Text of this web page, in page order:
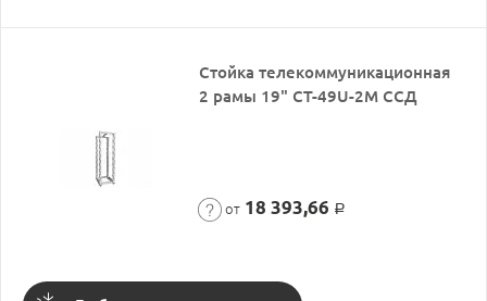
Стойка телекоммуникационная
2 рамы 19" СТ-49U-2М ССД
от 18 393,66 Р